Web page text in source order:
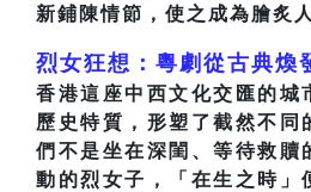
新鋪陳情節，使之成為膾
烈女狂想：粵劇從古典煥
香港這座中西文化交匯的城
歷史特質，形塑了截然不同
們不是坐在深閨、等待救贖
動的烈女子，「在生之時」